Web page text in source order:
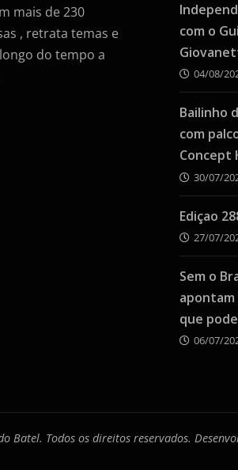
mais de 230
, retrata temas e
do tempo a
com o
04/08/
Bailinho
com
Concept
30/07/
Ediçao
27/07/
Sem o
que
06/07/
Batel. Todos os direitos reservados.